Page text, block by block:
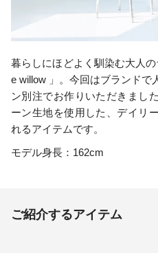
暮らしにほどよく馴染む大人
e willow 」。今回はブランドで
ン別注でお作りいただきまし
ーン生地を使用した、デイリ
れるアイテムです。
モデル身長：162cm
ご紹介するアイテム